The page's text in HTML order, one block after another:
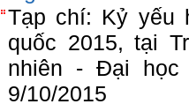
Tạp chí: Kỷ yếu
quốc 2015, tại
nhiên - Đại học
9/10/2015